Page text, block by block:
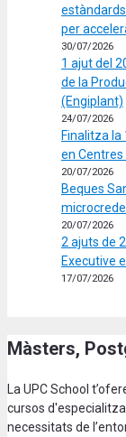
per
30/07/2026
1 ajut del
de la
(Engiplant)
24/07/2026
Finalitza
en
20/07/2026
Beques
20/07/2026
2 ajuts de
Executive
17/07/2026
Màsters,
La UPC School
cursos
necessitats de